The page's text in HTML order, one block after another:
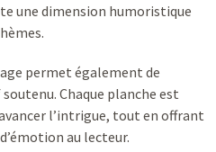
une dimension humoristique
permet également de
Chaque planche est
l’intrigue, tout en offrant
au lecteur.